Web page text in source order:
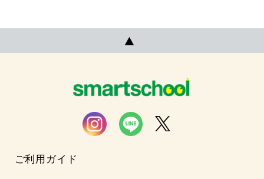
ご利用ガイド